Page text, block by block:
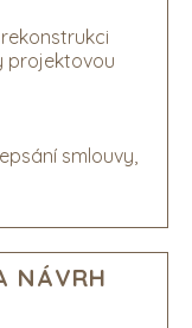
projektovou
smlouvy,
NÁVRH